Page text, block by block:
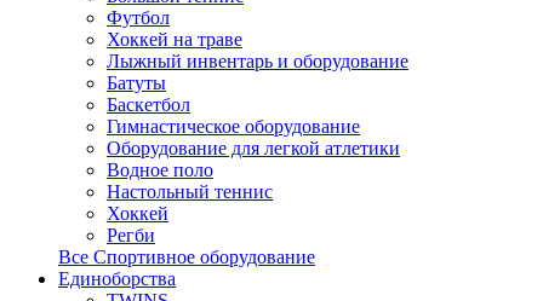
Футбол
Хоккей на траве
Лыжный инвентарь и оборудование
Батуты
Баскетбол
Гимнастическое оборудование
Оборудование для легкой атлетики
Водное поло
Настольный теннис
Хоккей
Регби
Все Спортивное оборудование
Единоборства